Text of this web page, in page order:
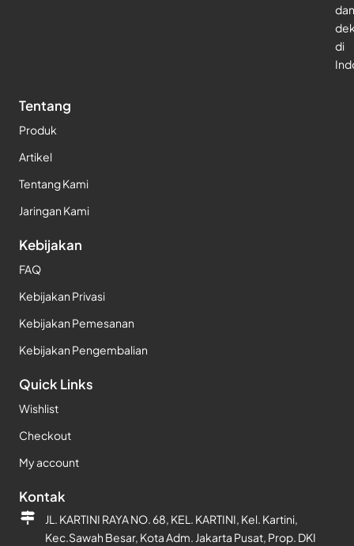
dan
di
Tentang
Produk
Artikel
Tentang Kami
Jaringan Kami
Kebijakan
FAQ
Kebijakan Privasi
Kebijakan Pemesanan
Kebijakan Pengembalian
Quick Links
Wishlist
Checkout
My account
Kontak
JL. KARTINI RAYA NO. 68, KEL. KARTINI, Kel. Kartini,
Kec.Sawah Besar, Kota Adm. Jakarta Pusat, Prop. DKI